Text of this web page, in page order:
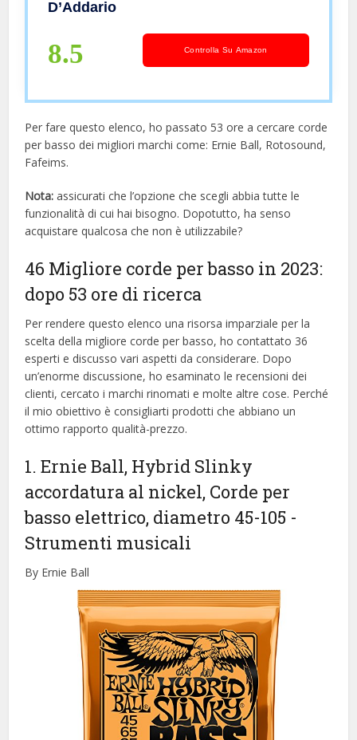
D’Addario
8.5 Controlla Su Amazon
Per fare questo elenco, ho passato 53 ore a cercare corde
per basso dei migliori marchi come: Ernie Ball, Rotosound,
Fafeims.
Nota: assicurati che l’opzione che scegli abbia tutte le
funzionalità di cui hai bisogno. Dopotutto, ha senso
acquistare qualcosa che non è utilizzabile?
46 Migliore corde per basso in 2023:
dopo 53 ore di ricerca
Per rendere questo elenco una risorsa imparziale per la
scelta della migliore corde per basso, ​​ho contattato 36
esperti e discusso vari aspetti da considerare. Dopo
un’enorme discussione, ho esaminato le recensioni dei
clienti, cercato i marchi rinomati e molte altre cose. Perché
il mio obiettivo è consigliarti prodotti che abbiano un
ottimo rapporto qualità-prezzo.
1. Ernie Ball, Hybrid Slinky
accordatura al nickel, Corde per
basso elettrico, diametro 45-105 -
Strumenti musicali
By Ernie Ball